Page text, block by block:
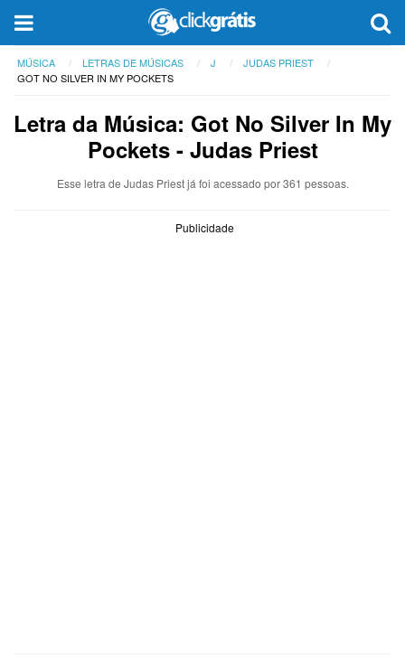
MÚSICA LETRAS DE MÚSICAS J
JUDAS PRIEST
GOT NO SILVER IN MY POCKETS
Letra da Música: Got No Silver In My
Pockets - Judas Priest
Esse letra de Judas Priest já foi acessado por 361 pessoas.
Publicidade